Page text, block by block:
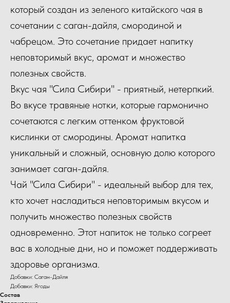
который создан из зеленого китайского чая в
сочетании с саган-дайля, смородиной и
чабрецом. Это сочетание придает напитку
неповторимый вкус, аромат и множество
полезных свойств.
Вкус чая "Сила Сибири" - приятный, нетерпкий.
Во вкусе травяные нотки, которые гармонично
сочетаются с легким оттенком фруктовой
кислинки от смородины. Аромат напитка
уникальный и сложный, основную долю которого
занимает саган-дайля.
Чай "Сила Сибири" - идеальный выбор для тех,
кто хочет насладиться неповторимым вкусом и
получить множество полезных свойств
одновременно. Этот напиток не только согреет
вас в холодные дни, но и поможет поддерживать
здоровье организма.
Добавки: Саган-Дайля
Добавки: Ягоды
Состав